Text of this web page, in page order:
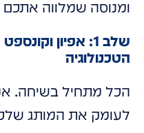
ומנוסה שמלווה
שלב 1: אפיון
הטכנולוגיה
הכל מתחיל בשיחה.
לעומק את המותג